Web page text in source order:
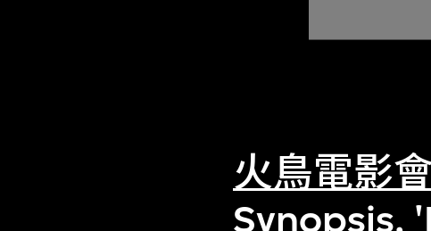
火鳥電影
Synopsis,